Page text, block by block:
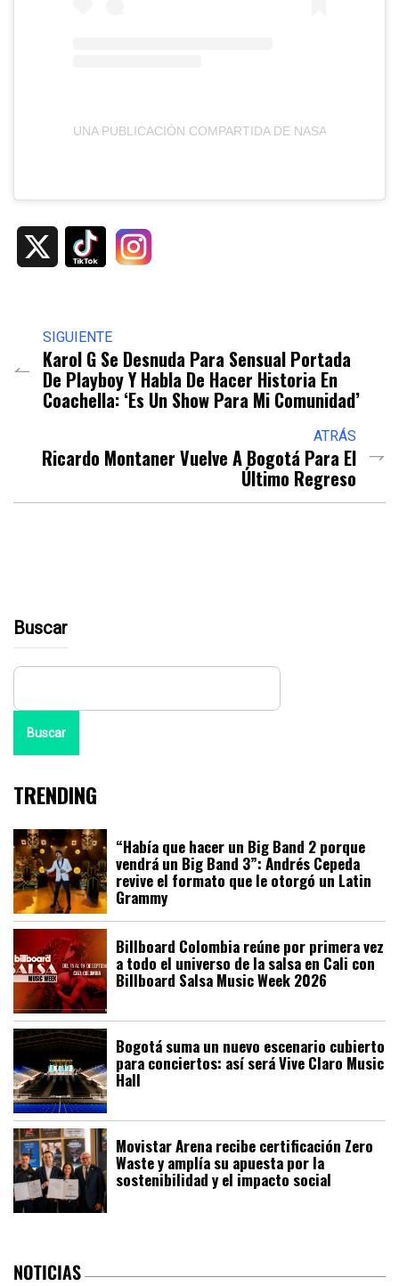
UNA PUBLICACIÓN COMPARTIDA DE NASA EARTH
SIGUIENTE
Karol G Se Desnuda Para Sensual Portada
De Playboy Y Habla De Hacer Historia En
Coachella: ‘Es Un Show Para Mi Comunidad’
ATRÁS
Ricardo Montaner Vuelve A Bogotá Para El
Último Regreso
Buscar
Buscar
TRENDING
“Había que hacer un Big Band 2 porque
vendrá un Big Band 3”: Andrés Cepeda
revive el formato que le otorgó un Latin
Grammy
Billboard Colombia reúne por primera vez
a todo el universo de la salsa en Cali con
Billboard Salsa Music Week 2026
Bogotá suma un nuevo escenario cubierto
para conciertos: así será Vive Claro Music
Hall
Movistar Arena recibe certificación Zero
Waste y amplía su apuesta por la
sostenibilidad y el impacto social
NOTICIAS